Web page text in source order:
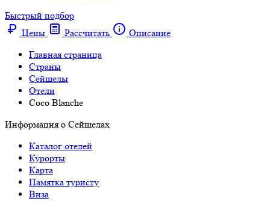
Быстрый подбор
Цены
Рассчитать
Описание
Главная страница
Cтраны
Сейшелы
Отели
Coco Blanche
Информация о Сейшелах
Каталог отелей
Курорты
Карта
Памятка туристу
Виза